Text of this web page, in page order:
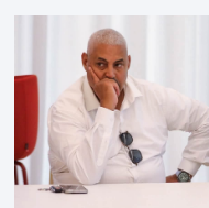
على مستوى تنوعالمشاركة،
تعرفه تظاهرةالتبوريدة
جماهيريا
التبوريدة، باعتبارهأحد